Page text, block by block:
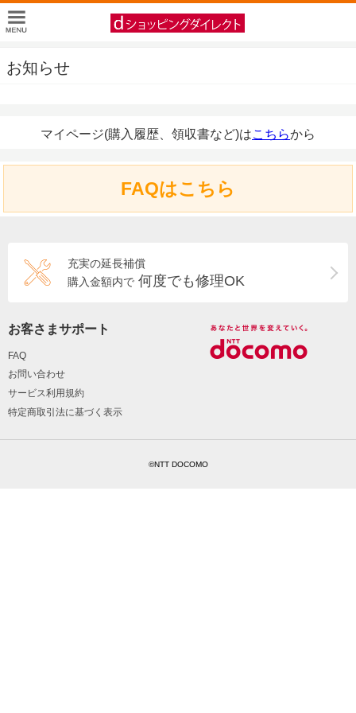
お知らせ
マイページ(購入履歴、領収書など)はこちらから
FAQはこちら
充実の延長補償
購入金額内で 何度でも修理OK
お客さまサポート
FAQ
お問い合わせ
サービス利用規約
特定商取引法に基づく表示
©NTT DOCOMO